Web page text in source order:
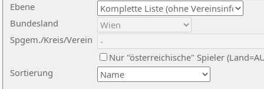
Ebene
Sortierung
Bundesland
Spgem./Kreis/Verein
Nur "österreichische" Spieler